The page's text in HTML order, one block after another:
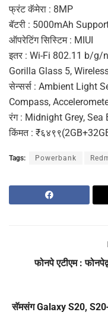
फ्रंट कॅमेरा : 8MP
बॅटरी : 5000mAh
ऑपरेटिंग सिस्टिम : MIUI
इतर : Wi-Fi 802.11 b/g/
Gorilla Glass 5,
सेन्सर्स : Ambient Light
Compass,
रंग : Midnight Grey, Sea
किंमत :
Tags: Powerbank
फोनपे एटीएम :
सॅमसंग Galaxy S20, S20+